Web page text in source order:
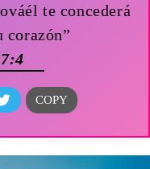
te concederá
corazón”